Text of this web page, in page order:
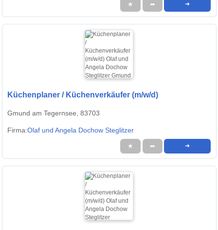
★ ➦ ➜
Küchenplaner / Küchenverkäufer (m/w/d)
Gmund am Tegernsee, 83703
Firma:Olaf und Angela Dochow Steglitzer
★ ➦ ➜